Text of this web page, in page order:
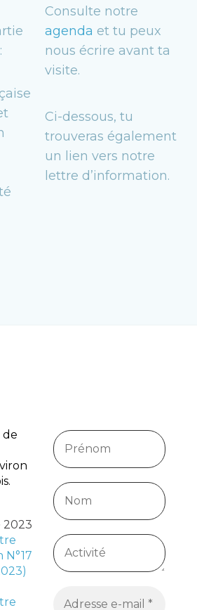
Consulte notre
agenda et tu peux
nous écrire avant ta
visite.
Ci-dessous, tu
trouveras également
un lien vers notre
lettre d’information.
de
2023